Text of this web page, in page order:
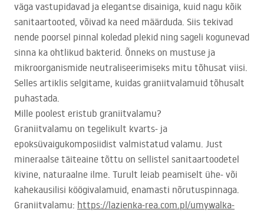
väga vastupidavad ja elegantse disainiga, kuid nagu kõik
sanitaartooted, võivad ka need määrduda. Siis tekivad
nende poorsel pinnal koledad plekid ning sageli kogunevad
sinna ka ohtlikud bakterid. Õnneks on mustuse ja
mikroorganismide neutraliseerimiseks mitu tõhusat viisi.
Selles artiklis selgitame, kuidas graniitvalamuid tõhusalt
puhastada.
Mille poolest eristub graniitvalamu?
Graniitvalamu on tegelikult kvarts- ja
epoksüvaigukomposiidist valmistatud valamu. Just
mineraalse täiteaine tõttu on sellistel sanitaartoodetel
kivine, naturaalne ilme. Turult leiab peamiselt ühe- või
kahekausilisi köögivalamuid, enamasti nõrutuspinnaga.
Graniitvalamu: https://lazienka-rea.com.pl/umywalka-